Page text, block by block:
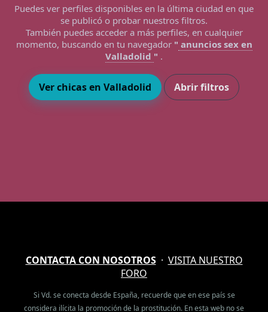
Puedes ver perfiles disponibles en la última ciudad en que
se publicó o probar nuestros filtros.
También puedes acceder a más perfiles, en cualquier
momento, buscando en tu navegador " anuncios sex en
Valladolid " .
Ver chicas en Valladolid Abrir filtros
CONTACTA CON NOSOTROS· VISITA NUESTRO
FORO
Si Vd. se conecta desde España, recuerde que en ese país se
considera ilícita la promoción de la prostitución. En esta web no se